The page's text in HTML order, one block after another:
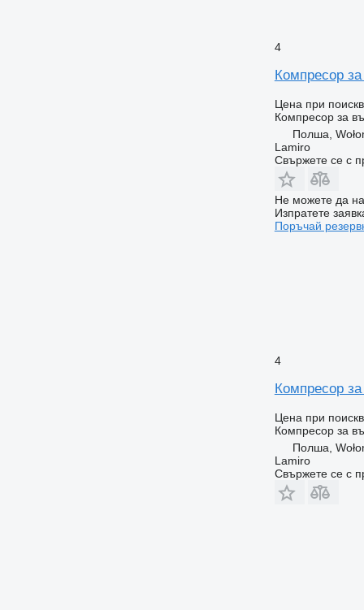
4
Компресор
Цена при
Компресор за
Полша,
Lamiro
Свържете се с
Не можете да
Изпратете
Поръчай
4
Компресор
Цена при
Компресор за
Полша,
Lamiro
Свържете се с